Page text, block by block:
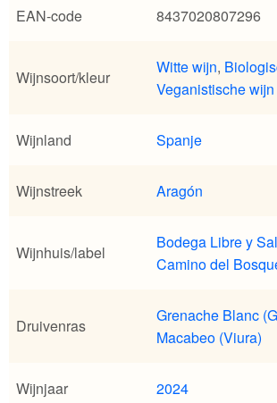
EAN-code 8437020807296
Wijnsoort/kleur
Witte wijn,
Veganistische wijn
Wijnland Spanje
Wijnstreek Aragón
Wijnhuis/label
Bodega Libre y
Camino del
Druivenras
Grenache Blanc
Macabeo (Viura)
Wijnjaar 2024